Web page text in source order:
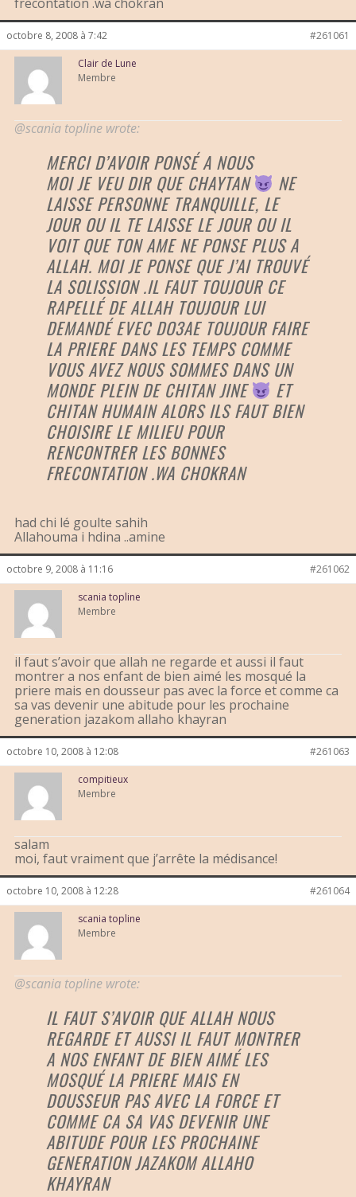
octobre 8, 2008 à 7:42 #261061
Clair de Lune
Membre
@scania topline wrote:
MERCI D’AVOIR PONSÉ A NOUS
MOI JE VEU DIR QUE CHAYTAN
NE
LAISSE PERSONNE TRANQUILLE, LE
JOUR OU IL TE LAISSE LE JOUR OU IL
VOIT QUE TON AME NE PONSE PLUS A
ALLAH. MOI JE PONSE QUE J’AI TROUVÉ
LA SOLISSION .IL FAUT TOUJOUR CE
RAPELLÉ DE ALLAH TOUJOUR LUI
DEMANDÉ EVEC DO3AE TOUJOUR FAIRE
LA PRIERE DANS LES TEMPS COMME
VOUS AVEZ NOUS SOMMES DANS UN
MONDE PLEIN DE CHITAN JINE
ET
CHITAN HUMAIN ALORS ILS FAUT BIEN
CHOISIRE LE MILIEU POUR
RENCONTRER LES BONNES
FRECONTATION .WA CHOKRAN
had chi lé goulte sahih
Allahouma i hdina ..amine
octobre 9, 2008 à 11:16 #261062
scania topline
Membre
il faut s’avoir que allah ne regarde et aussi il faut
montrer a nos enfant de bien aimé les mosqué la
priere mais en dousseur pas avec la force et comme ca
sa vas devenir une abitude pour les prochaine
generation jazakom allaho khayran
octobre 10, 2008 à 12:08 #261063
compitieux
Membre
salam
moi, faut vraiment que j’arrête la médisance!
octobre 10, 2008 à 12:28 #261064
scania topline
Membre
@scania topline wrote:
IL FAUT S’AVOIR QUE ALLAH NOUS
REGARDE ET AUSSI IL FAUT MONTRER
A NOS ENFANT DE BIEN AIMÉ LES
MOSQUÉ LA PRIERE MAIS EN
DOUSSEUR PAS AVEC LA FORCE ET
COMME CA SA VAS DEVENIR UNE
ABITUDE POUR LES PROCHAINE
GENERATION JAZAKOM ALLAHO
KHAYRAN